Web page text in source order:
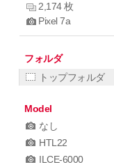
2,174 枚
Pixel 7a
フォルダ
トップフォルダ
Model
なし
HTL22
ILCE-6000